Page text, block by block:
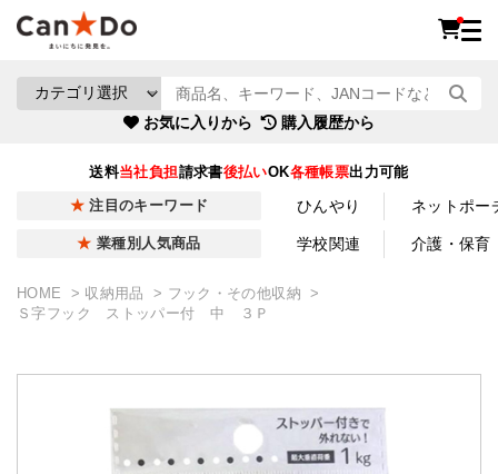
お気に入りから 購入履歴から
送料当社負担請求書後払いOK各種帳票出力可能
注目のキーワード ひんやり ネットポー
業種別人気商品 学校関連 介護・保育
HOME 収納用品
フック・その他収納
Ｓ字フック ストッパー付 中 ３Ｐ